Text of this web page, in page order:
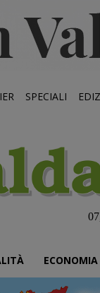
SPECIALI
ECONOMIA